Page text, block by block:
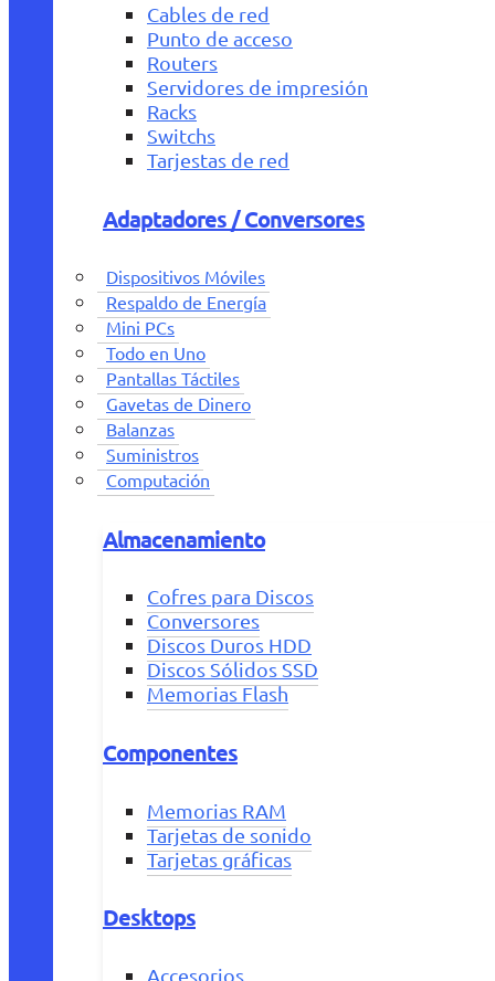
Cables de red
Punto de acceso
Routers
Servidores de impresión
Racks
Switchs
Tarjestas de red
Adaptadores / Conversores
Dispositivos Móviles
Respaldo de Energía
Mini PCs
Todo en Uno
Pantallas Táctiles
Gavetas de Dinero
Balanzas
Suministros
Computación
Almacenamiento
Cofres para Discos
Conversores
Discos Duros HDD
Discos Sólidos SSD
Memorias Flash
Componentes
Memorias RAM
Tarjetas de sonido
Tarjetas gráficas
Desktops
Accesorios